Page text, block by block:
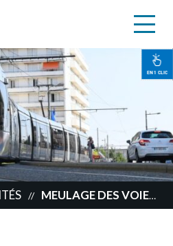
EN 1 CLIC
// MEULAGE DES VOIES DU TRAM